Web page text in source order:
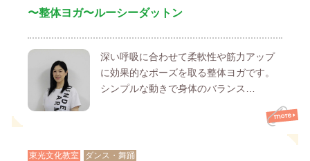
〜整体ヨガ〜ルーシーダットン
深い呼吸に合わせて柔軟性や筋力アップ
に効果的なポーズを取る整体ヨガです。
シンプルな動きで身体のバランス…
東光文化教室 ダンス・舞踊